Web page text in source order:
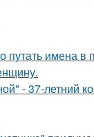
имена в
- 37-летний